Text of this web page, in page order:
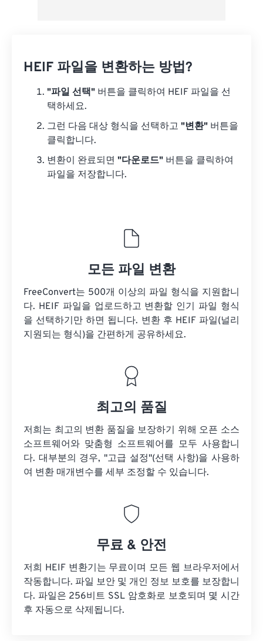
HEIF 파일을 변환하는 방법?
"파일 선택" 버튼을 클릭하여 HEIF 파일을 선
택하세요.
그런 다음 대상 형식을 선택하고 "변환" 버튼을
클릭합니다.
변환이 완료되면 "다운로드" 버튼을 클릭하여
파일을 저장합니다.
모든 파일 변환
FreeConvert는 500개 이상의 파일 형식을 지원합니
다. HEIF 파일을 업로드하고 변환할 인기 파일 형식
을 선택하기만 하면 됩니다. 변환 후 HEIF 파일(널리
지원되는 형식)을 간편하게 공유하세요.
최고의 품질
저희는 최고의 변환 품질을 보장하기 위해 오픈 소스
소프트웨어와 맞춤형 소프트웨어를 모두 사용합니
다. 대부분의 경우, "고급 설정"(선택 사항)을 사용하
여 변환 매개변수를 세부 조정할 수 있습니다.
무료 & 안전
저희 HEIF 변환기는 무료이며 모든 웹 브라우저에서
작동합니다. 파일 보안 및 개인 정보 보호를 보장합니
다. 파일은 256비트 SSL 암호화로 보호되며 몇 시간
후 자동으로 삭제됩니다.